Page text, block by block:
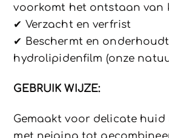
voorkomt het ontstaan ​​van
✔ Verzacht en verfrist
✔ Beschermt en
hydrolipidenfilm (onze
GEBRUIK WIJZE:
Gemaakt voor delicate